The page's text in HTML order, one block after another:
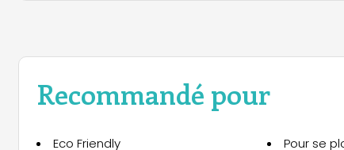
Recommandé pour
Eco Friendly Pour se